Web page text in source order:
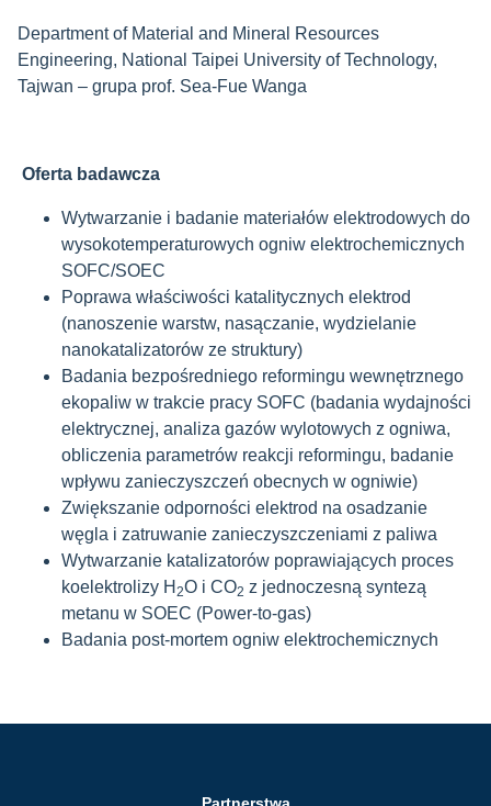
Department of Material and Mineral Resources
Engineering, National Taipei University of Technology,
Tajwan – grupa prof. Sea-Fue Wanga
Oferta badawcza
Wytwarzanie i badanie materiałów elektrodowych do
wysokotemperaturowych ogniw elektrochemicznych
SOFC/SOEC
Poprawa właściwości katalitycznych elektrod
(nanoszenie warstw, nasączanie, wydzielanie
nanokatalizatorów ze struktury)
Badania bezpośredniego reformingu wewnętrznego
ekopaliw w trakcie pracy SOFC (badania wydajności
elektrycznej, analiza gazów wylotowych z ogniwa,
obliczenia parametrów reakcji reformingu, badanie
wpływu zanieczyszczeń obecnych w ogniwie)
Zwiększanie odporności elektrod na osadzanie
węgla i zatruwanie zanieczyszczeniami z paliwa
Wytwarzanie katalizatorów poprawiających proces
koelektrolizy H 2O i CO2 z jednoczesną syntezą
metanu w SOEC (Power-to-gas)
Badania post-mortem ogniw elektrochemicznych
Partnerstwa